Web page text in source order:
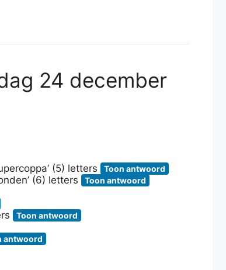
24 december
(5) letters Toon antwoord
(6) letters Toon antwoord
Toon antwoord
antwoord